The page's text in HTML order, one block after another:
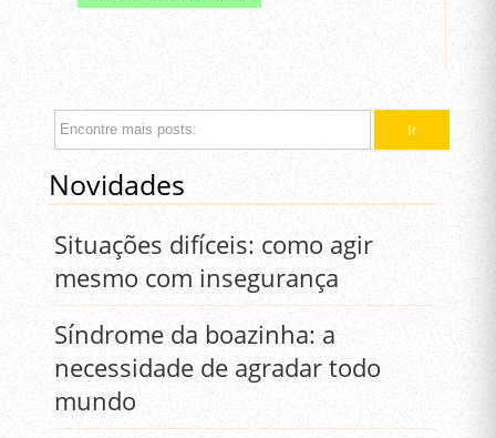
Novidades
Situações difíceis: como agir
mesmo com insegurança
Síndrome da boazinha: a
necessidade de agradar todo
mundo